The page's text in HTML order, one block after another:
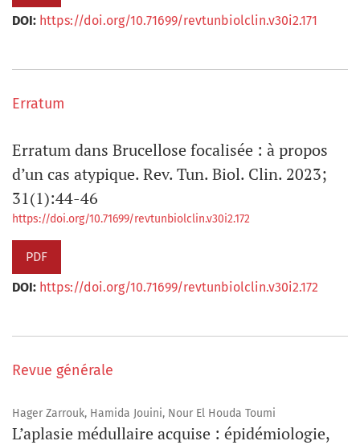
DOI: https://doi.org/10.71699/revtunbiolclin.v30i2.171
Erratum
Erratum dans Brucellose focalisée : à propos
d’un cas atypique. Rev. Tun. Biol. Clin. 2023;
31(1):44-46
https://doi.org/10.71699/revtunbiolclin.v30i2.172
PDF
DOI: https://doi.org/10.71699/revtunbiolclin.v30i2.172
Revue générale
Hager Zarrouk, Hamida Jouini, Nour El Houda Toumi
L’aplasie médullaire acquise : épidémiologie,